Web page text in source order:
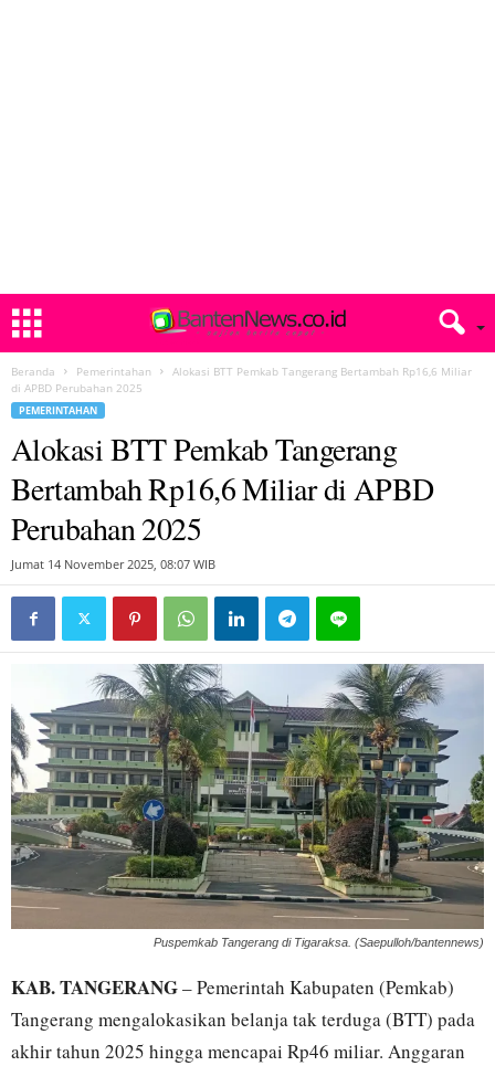
Beranda Pemerintahan
Alokasi BTT Pemkab Tangerang Bertambah Rp16,6 Miliar
di APBD Perubahan 2025
PEMERINTAHAN
Alokasi BTT Pemkab Tangerang
Bertambah Rp16,6 Miliar di APBD
Perubahan 2025
Jumat 14 November 2025, 08:07 WIB
Puspemkab Tangerang di Tigaraksa. (Saepulloh/bantennews)
KAB. TANGERANG– Pemerintah Kabupaten (Pemkab)
Tangerang mengalokasikan belanja tak terduga (BTT) pada
akhir tahun 2025 hingga mencapai Rp46 miliar. Anggaran